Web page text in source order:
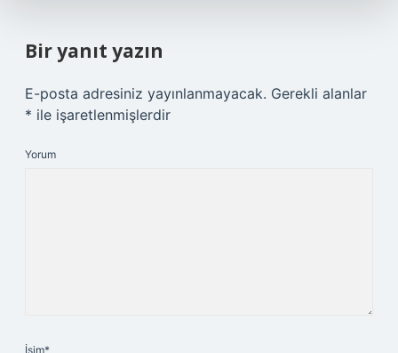
Bir yanıt yazın
E-posta adresiniz yayınlanmayacak. Gerekli alanlar
* ile işaretlenmişlerdir
Yorum
İsim*